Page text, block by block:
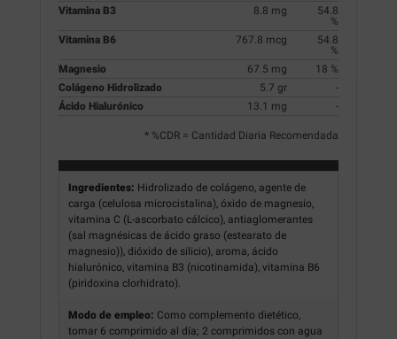
Vitamina B3
8.8 mg
54.8
%
Vitamina B6
767.8 mcg
54.8
%
Magnesio
67.5 mg
18 %
Colágeno Hidrolizado
5.7 gr
-
Ácido Hialurónico
13.1 mg -
* %CDR = Cantidad Diaria Recomendada
Ingredientes: Hidrolizado de colágeno, agente de
carga (celulosa microcistalina), óxido de magnesio,
vitamina C (L-ascorbato cálcico), antiaglomerantes
(sal magnésicas de ácido graso (estearato de
magnesio)), dióxido de silicio), aroma, ácido
hialurónico, vitamina B3 (nicotinamida), vitamina B6
(piridoxina clorhidrato).
Modo de empleo: Como complemento dietético,
tomar 6 comprimido al día; 2 comprimidos con agua